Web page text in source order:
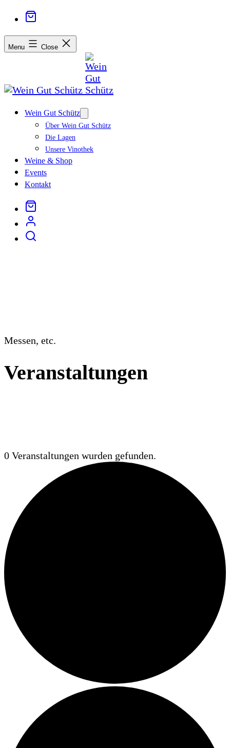
Menu Close
Wein Gut Schütz
menu
Über Wein Gut Schütz
Die Lagen
Unsere Vinothek
Weine & Shop
Events
Kontakt
Messen, etc.
Veranstaltungen
0 Veranstaltungen wurden gefunden.